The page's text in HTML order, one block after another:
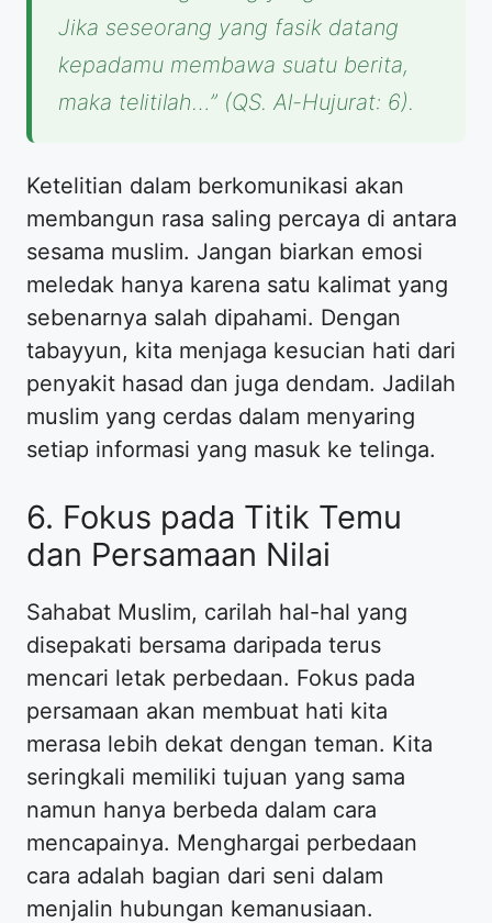
Jika seseorang yang fasik datang
kepadamu membawa suatu berita,
maka telitilah…” (QS. Al-Hujurat: 6).
Ketelitian dalam berkomunikasi akan
membangun rasa saling percaya di antara
sesama muslim. Jangan biarkan emosi
meledak hanya karena satu kalimat yang
sebenarnya salah dipahami. Dengan
tabayyun, kita menjaga kesucian hati dari
penyakit hasad dan juga dendam. Jadilah
muslim yang cerdas dalam menyaring
setiap informasi yang masuk ke telinga.
6. Fokus pada Titik Temu
dan Persamaan Nilai
Sahabat Muslim, carilah hal-hal yang
disepakati bersama daripada terus
mencari letak perbedaan. Fokus pada
persamaan akan membuat hati kita
merasa lebih dekat dengan teman. Kita
seringkali memiliki tujuan yang sama
namun hanya berbeda dalam cara
mencapainya. Menghargai perbedaan
cara adalah bagian dari seni dalam
menjalin hubungan kemanusiaan.